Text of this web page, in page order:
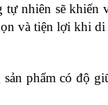
nhiên sẽ khiến
và tiện lợi khi di
phẩm có độ